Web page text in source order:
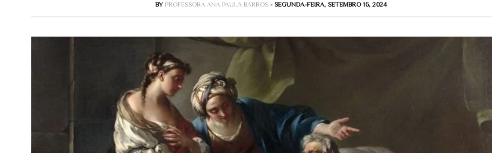
BYPROFESSORA ANA PAULA BARROS- SEGUNDA-FEIRA, SETEMBRO 16, 2024